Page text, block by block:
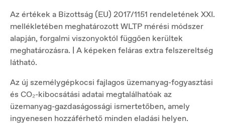
Az értékek a Bizottság (EU) 2017/1151 rendeletének XXI.
mellékletében meghatározott WLTP mérési módszer
alapján, forgalmi viszonyoktól függően kerültek
meghatározásra. | A képeken feláras extra felszereltség
látható.
Az új személygépkocsi fajlagos üzemanyag-fogyasztási
és CO₂-kibocsátási adatai megtalálhatóak az
üzemanyag-gazdaságossági ismertetőben, amely
ingyenesen hozzáférhető minden eladási helyen.